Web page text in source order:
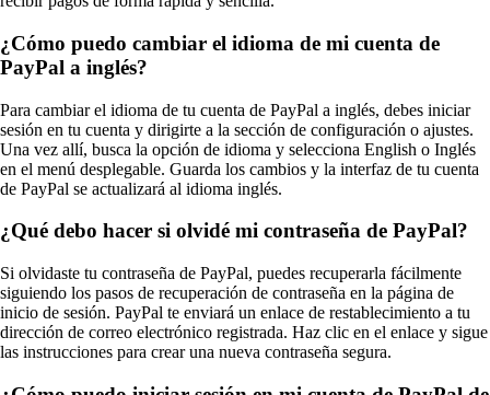
¿Cómo puedo cambiar el idioma de mi cuenta de
PayPal a inglés?
Para cambiar el idioma de tu cuenta de PayPal a inglés, debes iniciar
sesión en tu cuenta y dirigirte a la sección de configuración o ajustes.
Una vez allí, busca la opción de idioma y selecciona English o Inglés
en el menú desplegable. Guarda los cambios y la interfaz de tu cuenta
de PayPal se actualizará al idioma inglés.
¿Qué debo hacer si olvidé mi contraseña de PayPal?
Si olvidaste tu contraseña de PayPal, puedes recuperarla fácilmente
siguiendo los pasos de recuperación de contraseña en la página de
inicio de sesión. PayPal te enviará un enlace de restablecimiento a tu
dirección de correo electrónico registrada. Haz clic en el enlace y sigue
las instrucciones para crear una nueva contraseña segura.